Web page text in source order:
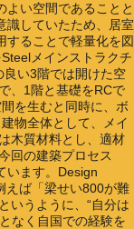
よい空間であることと
識していたため、居室
することで軽量化を図
メインストラクチ
良い3階では開けた空
、1階と基礎をRCで
を生むと同時に、ボ
物全体として、メイ
木質材料とし、適材
回の建築プロセス
います。Design
えば「梁せい800が難
いうように、“自分は
なく自国での経験を